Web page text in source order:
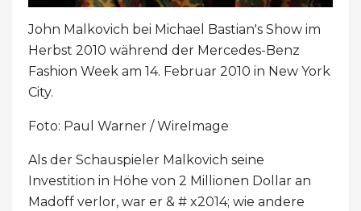
John Malkovich bei Michael Bastian's Show im
Herbst 2010 während der Mercedes-Benz
Fashion Week am 14. Februar 2010 in New York
City.
Foto: Paul Warner / WireImage
Als der Schauspieler Malkovich seine
Investition in Höhe von 2 Millionen Dollar an
Madoff verlor, war er & # x2014; wie andere